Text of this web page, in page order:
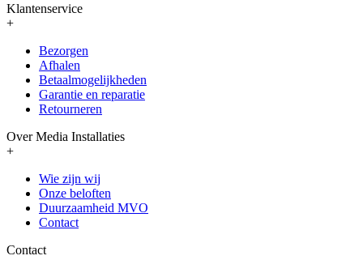
Klantenservice
+
Bezorgen
Afhalen
Betaalmogelijkheden
Garantie en reparatie
Retourneren
Over Media Installaties
+
Wie zijn wij
Onze beloften
Duurzaamheid MVO
Contact
Contact